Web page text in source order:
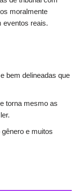
moralmente
eventos reais.
bem delineadas que
torna mesmo as
e muitos